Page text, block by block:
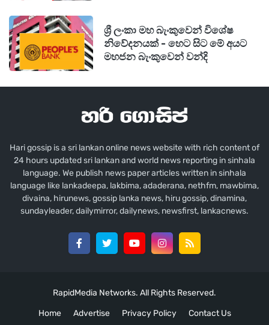
ශ්‍රී ලංකා මහ බැංකුවෙන් විශේෂ
නිවේදනයක් - හෙට සිට මේ අයට
මහජන බැංකුවෙන් වන්දි
Hari gossip is a sri lankan online news website with rich content of
24 hours updated sri lankan and world news reporting in sinhala
language. We publish news paper articles written in sinhala
language like lankadeepa, lakbima, adaderana, nethfm, mawbima,
divaina, hirunews, gossip lanka news, hiru gossip, dinamina,
sundayleader, dailymirror, dailynews, newsfirst, lankacnews.
RapidMedia Networks. All Rights Reserved.
Home
Advertise Privacy Policy Contact Us